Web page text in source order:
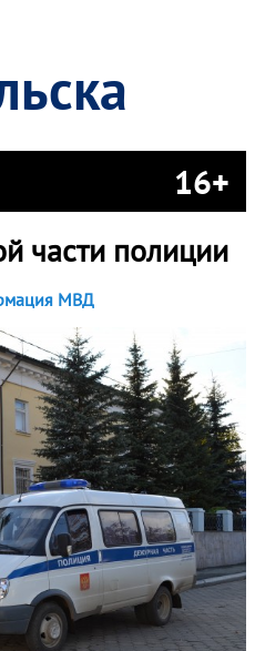
16+
части полиции
МВД